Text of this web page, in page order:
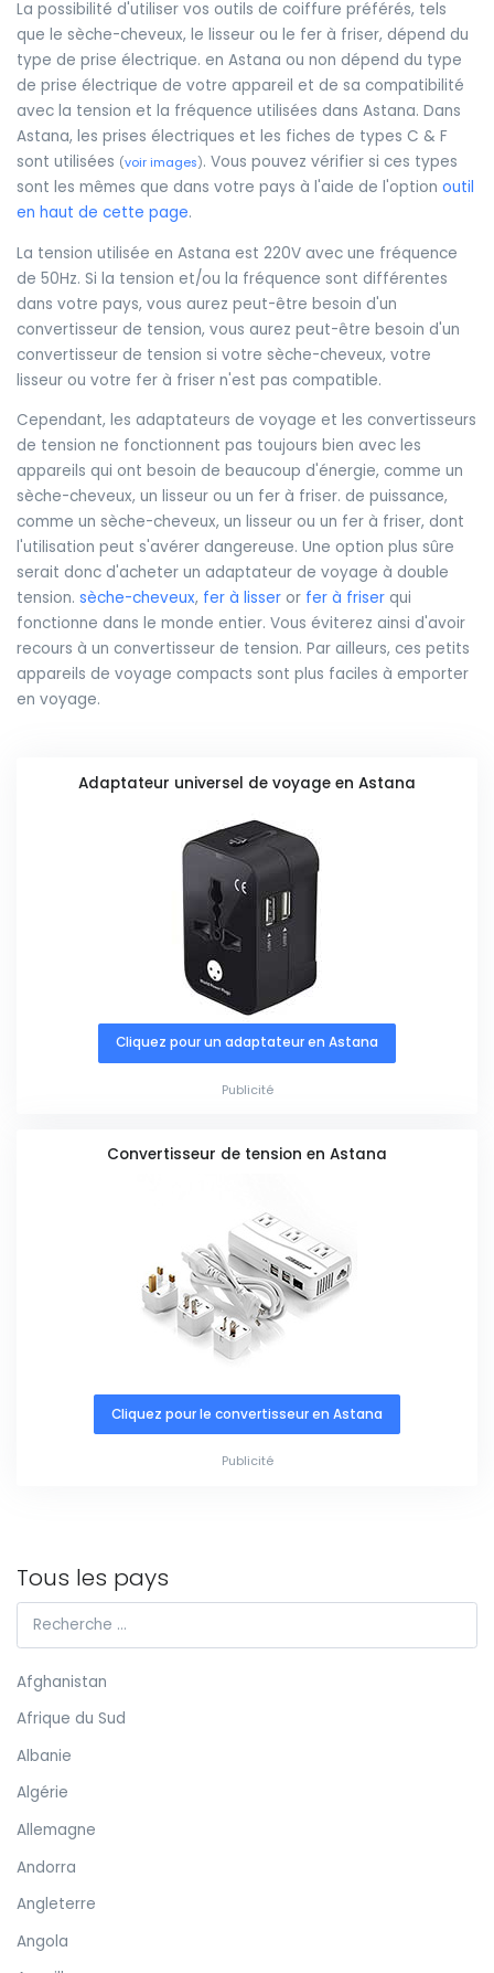
La possibilité d'utiliser vos outils de coiffure préférés, tels
que le sèche-cheveux, le lisseur ou le fer à friser, dépend du
type de prise électrique. en Astana ou non dépend du type
de prise électrique de votre appareil et de sa compatibilité
avec la tension et la fréquence utilisées dans Astana. Dans
Astana, les prises électriques et les fiches de types C & F
sont utilisées (voir images). Vous pouvez vérifier si ces types
sont les mêmes que dans votre pays à l'aide de l'option outil
en haut de cette page.
La tension utilisée en Astana est 220V avec une fréquence
de 50Hz. Si la tension et/ou la fréquence sont différentes
dans votre pays, vous aurez peut-être besoin d'un
convertisseur de tension, vous aurez peut-être besoin d'un
convertisseur de tension si votre sèche-cheveux, votre
lisseur ou votre fer à friser n'est pas compatible.
Cependant, les adaptateurs de voyage et les convertisseurs
de tension ne fonctionnent pas toujours bien avec les
appareils qui ont besoin de beaucoup d'énergie, comme un
sèche-cheveux, un lisseur ou un fer à friser. de puissance,
comme un sèche-cheveux, un lisseur ou un fer à friser, dont
l'utilisation peut s'avérer dangereuse. Une option plus sûre
serait donc d'acheter un adaptateur de voyage à double
tension. sèche-cheveux, fer à lisser or fer à friser qui
fonctionne dans le monde entier. Vous éviterez ainsi d'avoir
recours à un convertisseur de tension. Par ailleurs, ces petits
appareils de voyage compacts sont plus faciles à emporter
en voyage.
Adaptateur universel de voyage en Astana
Cliquez pour un adaptateur en Astana
Publicité
Convertisseur de tension en Astana
Cliquez pour le convertisseur en Astana
Publicité
Tous les pays
Afghanistan
Afrique du Sud
Albanie
Algérie
Allemagne
Andorra
Angleterre
Angola